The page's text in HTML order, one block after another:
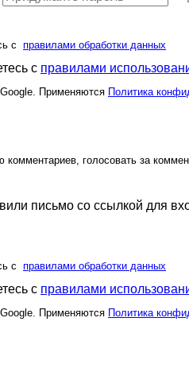
с правилами обработки данных
с правилами
Применяются Политика
комментариев, голосовать за
письмо со ссылкой для
с правилами обработки данных
с правилами
Применяются Политика